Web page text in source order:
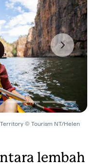
© Tourism NT/Helen
lembah